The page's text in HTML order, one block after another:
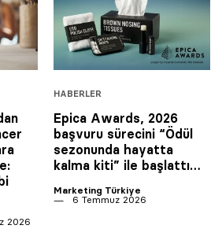
2026
HABERLER
Epica Awards, 2026
başvuru sürecini “Ödül
sezonunda hayatta
kalma kiti” ile başlattı…
Marketing Türkiye
6 Temmuz 2026